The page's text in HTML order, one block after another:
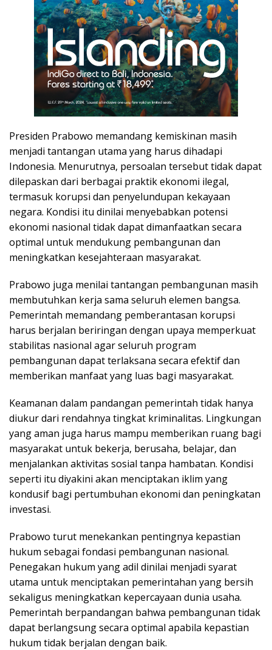
Presiden Prabowo memandang kemiskinan masih
menjadi tantangan utama yang harus dihadapi
Indonesia. Menurutnya, persoalan tersebut tidak dapat
dilepaskan dari berbagai praktik ekonomi ilegal,
termasuk korupsi dan penyelundupan kekayaan
negara. Kondisi itu dinilai menyebabkan potensi
ekonomi nasional tidak dapat dimanfaatkan secara
optimal untuk mendukung pembangunan dan
meningkatkan kesejahteraan masyarakat.
Prabowo juga menilai tantangan pembangunan masih
membutuhkan kerja sama seluruh elemen bangsa.
Pemerintah memandang pemberantasan korupsi
harus berjalan beriringan dengan upaya memperkuat
stabilitas nasional agar seluruh program
pembangunan dapat terlaksana secara efektif dan
memberikan manfaat yang luas bagi masyarakat.
Keamanan dalam pandangan pemerintah tidak hanya
diukur dari rendahnya tingkat kriminalitas. Lingkungan
yang aman juga harus mampu memberikan ruang bagi
masyarakat untuk bekerja, berusaha, belajar, dan
menjalankan aktivitas sosial tanpa hambatan. Kondisi
seperti itu diyakini akan menciptakan iklim yang
kondusif bagi pertumbuhan ekonomi dan peningkatan
investasi.
Prabowo turut menekankan pentingnya kepastian
hukum sebagai fondasi pembangunan nasional.
Penegakan hukum yang adil dinilai menjadi syarat
utama untuk menciptakan pemerintahan yang bersih
sekaligus meningkatkan kepercayaan dunia usaha.
Pemerintah berpandangan bahwa pembangunan tidak
dapat berlangsung secara optimal apabila kepastian
hukum tidak berjalan dengan baik.